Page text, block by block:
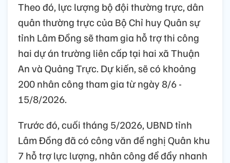
Theo đó, lực lượng bộ đội thường trực, dân
quân thường trực của Bộ Chỉ huy Quân sự
tỉnh Lâm Đồng sẽ tham gia hỗ trợ thi công
hai dự án trường liên cấp tại hai xã Thuận
An và Quảng Trực. Dự kiến, sẽ có khoảng
200 nhân công tham gia từ ngày 8/6 -
15/8/2026.
Trước đó, cuối tháng 5/2026, UBND tỉnh
Lâm Đồng đã có công văn đề nghị Quân khu
7 hỗ trợ lực lượng, nhân công để đẩy nhanh